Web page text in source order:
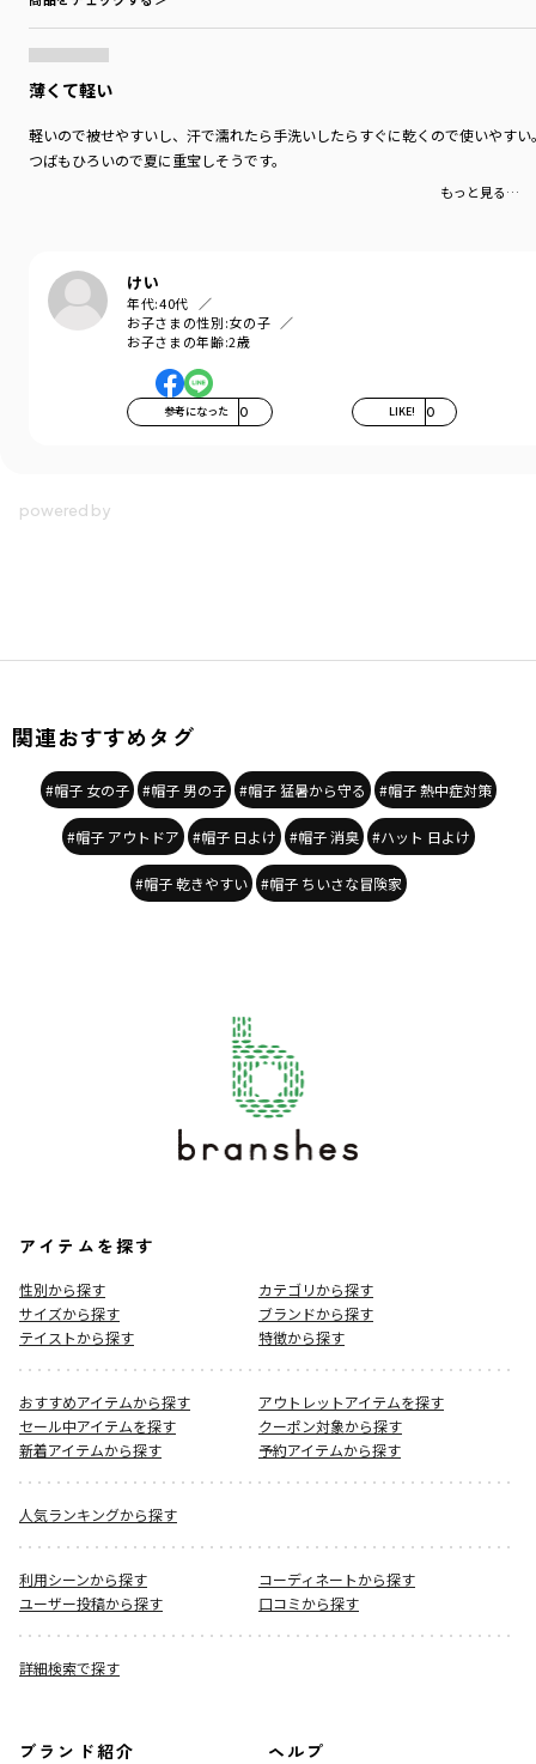
薄くて軽い
軽いので被せやすいし、汗で濡れたら手洗いしたらすぐに乾くので使いやすい
つばもひろいので夏に重宝しそうです。
もっと見る…
けい
年代:40代
お子さまの性別:女の子
お子さまの年齢:2歳
参考になった 0 LIKE! 0
・風に飛ばされにくくするあご紐つきで
ドローコードで調整も可能です
シーズン
／2026春夏
カテゴリ
／帽子
商品番号
関連おすすめタグ
#帽子 女の子 #帽子 男の子 #帽子 猛暑から守る #帽子 熱中症対策
#帽子 アウトドア #帽子 日よけ #帽子 消臭 #ハット 日よけ
#帽子 乾きやすい #帽子 ちいさな冒険家
アイテムを探す
性別から探す
カテゴリから探す
サイズから探す
ブランドから探す
テイストから探す
特徴から探す
おすすめアイテムから探す
アウトレットアイテムを探す
セール中アイテムを探す
クーポン対象から探す
新着アイテムから探す
予約アイテムから探す
人気ランキングから探す
利用シーンから探す
コーディネートから探す
ユーザー投稿から探す
口コミから探す
詳細検索で探す
ブランド紹介 ヘルプ